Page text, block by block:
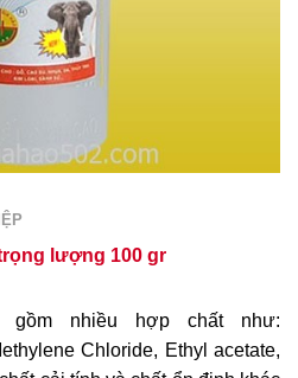
lượng 100 gr
gồm nhiều hợp chất như:
Chloride, Ethyl acetate,